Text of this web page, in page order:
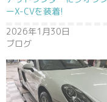
ーX-CVを装着!
2026年1月30日
ブログ